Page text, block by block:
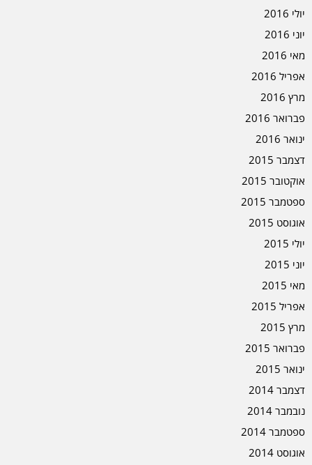
יולי 2016
יוני 2016
מאי 2016
אפריל 2016
מרץ 2016
פברואר 2016
ינואר 2016
דצמבר 2015
אוקטובר 2015
ספטמבר 2015
אוגוסט 2015
יולי 2015
יוני 2015
מאי 2015
אפריל 2015
מרץ 2015
פברואר 2015
ינואר 2015
דצמבר 2014
נובמבר 2014
ספטמבר 2014
אוגוסט 2014